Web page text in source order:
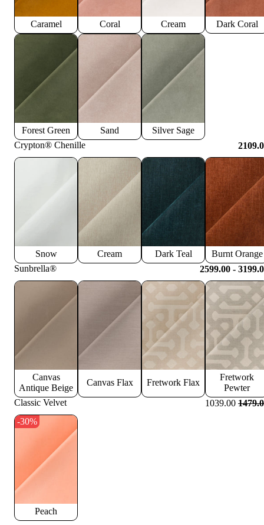
Caramel Coral Cream Dark Coral
Forest Green Sand
Silver Sage
Crypton® Chenille
Snow Cream Dark Teal
Burnt Orange
Sunbrella®
2599.00 -
Canvas
Antique Beige
Canvas Flax Fretwork Flax
Fretwork
Pewter
Classic Velvet
1039.00
-30%
Peach